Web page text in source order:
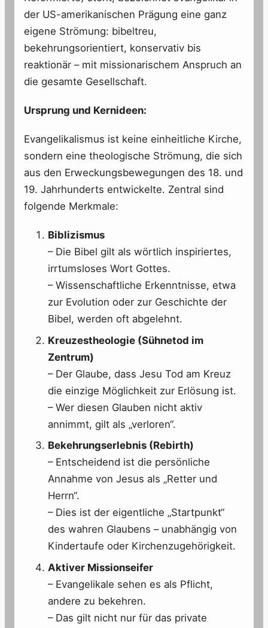
der US-amerikanischen Prägung eine ganz
eigene Strömung: bibeltreu,
bekehrungsorientiert, konservativ bis
reaktionär – mit missionarischem Anspruch an
die gesamte Gesellschaft.
Ursprung und Kernideen:
Evangelikalismus ist keine einheitliche Kirche,
sondern eine theologische Strömung, die sich
aus den Erweckungsbewegungen des 18. und
19. Jahrhunderts entwickelte. Zentral sind
folgende Merkmale:
Biblizismus
– Die Bibel gilt als wörtlich inspiriertes,
irrtumsloses Wort Gottes.
– Wissenschaftliche Erkenntnisse, etwa
zur Evolution oder zur Geschichte der
Bibel, werden oft abgelehnt.
Kreuzestheologie (Sühnetod im
Zentrum)
– Der Glaube, dass Jesu Tod am Kreuz
die einzige Möglichkeit zur Erlösung ist.
– Wer diesen Glauben nicht aktiv
annimmt, gilt als „verloren“.
Bekehrungserlebnis (Rebirth)
– Entscheidend ist die persönliche
Annahme von Jesus als „Retter und
Herrn“.
– Dies ist der eigentliche „Startpunkt“
des wahren Glaubens – unabhängig von
Kindertaufe oder Kirchenzugehörigkeit.
Aktiver Missionseifer
– Evangelikale sehen es als Pflicht,
andere zu bekehren.
– Das gilt nicht nur für das private